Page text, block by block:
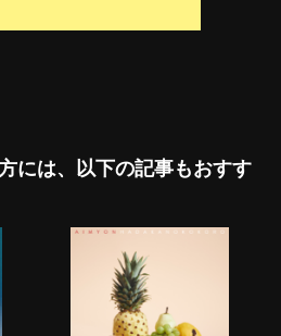
には、以下の記事もおすす